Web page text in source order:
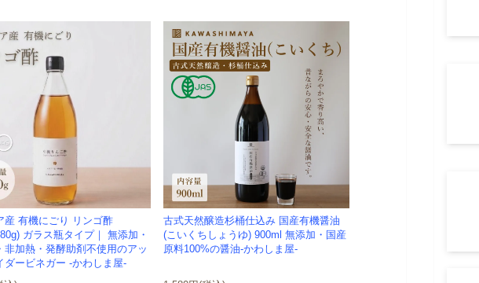
産 有機にごり リンゴ酢
ガラス瓶タイプ｜ 無添加・
非加熱・発酵助剤不使用のアッ
ダービネガー -かわしま屋-
古式天然醸造杉桶仕込み 国産有機醤油
(こいくちしょうゆ) 900ml 無添加・国産
原料100%の醤油-かわしま屋-